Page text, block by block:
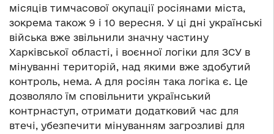
місяців тимчасової окупації росіянами міста,
зокрема також 9 і 10 вересня. У ці дні українські
війська вже звільнили значну частину
Харківської області, і воєнної логіки для ЗСУ в
мінуванні територій, над якими вже здобутий
контроль, нема. А для росіян така логіка є. Це
дозволяло їм сповільнити український
контрнаступ, отримати додатковий час для
втечі, убезпечити мінуванням загрозливі для